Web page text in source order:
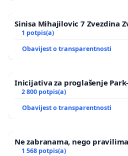
Sinisa Mihajilovic 7 Zvezdina
1 potpis(a)
Obavijest o transparentnosti
Inicijativa za proglašenje
2 800 potpis(a)
Obavijest o transparentnosti
Ne zabranama, nego
1 568 potpis(a)